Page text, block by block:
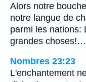
Alors notre
notre langue de
parmi les nations:
grandes choses!…
Nombres 23:23
L'enchantement